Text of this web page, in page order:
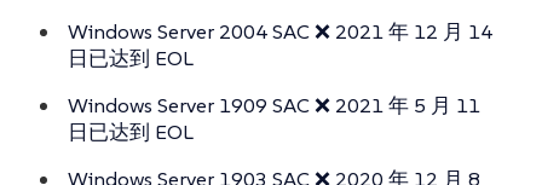
Windows Server 2004 SAC ❌ 2021 年 12 月 14
日已达到 EOL
Windows Server 1909 SAC ❌ 2021 年 5 月 11
日已达到 EOL
Windows Server 1903 SAC ❌ 2020 年 12 月 8